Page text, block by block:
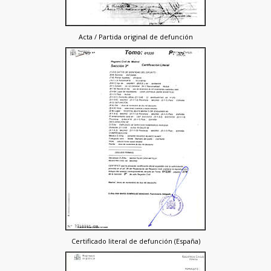
Acta / Partida original de defunción
Certificado literal de defunción (España)